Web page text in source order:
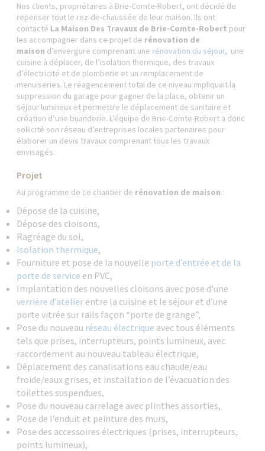
Nos clients, propriétaires à Brie-Comte-Robert, ont décidé de
repenser tout le rez-de-chaussée de leur maison. Ils ont
contacté La Maison Des Travaux de Brie-Comte-Robert pour
les accompagner dans ce projet de rénovation de
maison d’envergure comprenant une rénovation du séjour, une
cuisine à déplacer, de l’isolation thermique, des travaux
d’électricité et de plomberie et un remplacement de
menuiseries. Le réagencement total de ce niveau impliquait la
suppression du garage pour gagner de la place, obtenir un
séjour lumineux et permettre le déplacement de sanitaire et
création d’une buanderie. L’équipe de Brie-Comte-Robert a donc
sollicité son réseau d’entreprises locales partenaires pour
élaborer un devis travaux comprenant tous les travaux
envisagés.
Projet
Au programme de ce chantier de rénovation de maison :
Dépose de la cuisine,
Dépose des cloisons,
Ragréage du sol,
Isolation thermique,
Fourniture et pose de la nouvelle porte d’entrée et de la
porte de service en PVC,
Implantation des nouvelles cloisons avec pose d’une
verrière d’atelier entre la cuisine et le séjour et d’une
porte vitrée sur rails façon “porte de grange”,
Pose du nouveau réseau électrique avec tous éléments
tels que prises, interrupteurs, points lumineux, avec
raccordement au nouveau tableau électrique,
Déplacement des canalisations eau chaude/eau
froide/eaux grises, et installation de l’évacuation des
toilettes suspendues,
Pose du nouveau carrelage avec plinthes assorties,
Pose de l’enduit et peinture des murs,
Pose des accessoires électriques (prises, interrupteurs,
points lumineux),